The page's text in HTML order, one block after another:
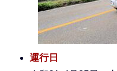
運行日